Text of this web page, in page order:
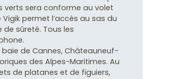
verts sera conforme au volet
Vigik permet l’accès au sas du
de sûreté. Tous les
de Cannes, Châteauneuf-
des Alpes-Maritimes. Au
de platanes et de figuiers,